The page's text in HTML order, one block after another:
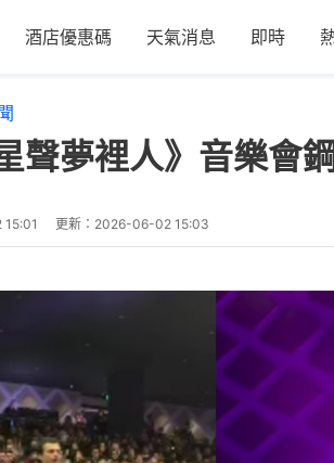
酒店優惠碼 天氣消息 即時
聲夢裡人》音樂會
更新： 2026-06-02 15:03